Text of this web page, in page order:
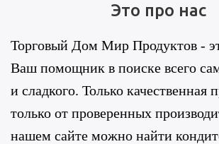
Это про нас
Торговый Дом Мир Продуктов -
Ваш помощник в поиске всего
и сладкого. Только качественная
только от проверенных
нашем сайте можно найти